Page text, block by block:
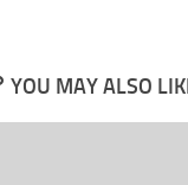
YOU MAY ALSO